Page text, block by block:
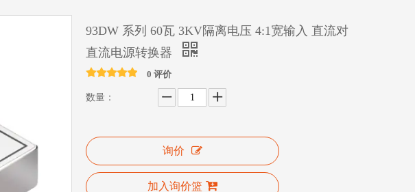
93DW 系列 60瓦 3KV隔离电压 4:1宽输入 直流对
直流电源转换器
0 评价
数量：
询价
加入询价篮